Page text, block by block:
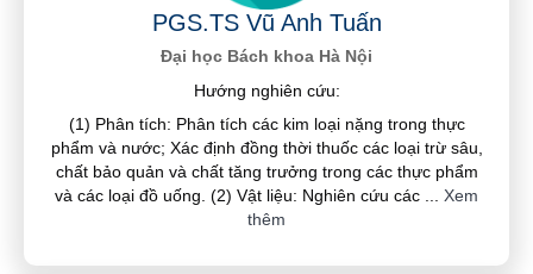
PGS.TS Vũ Anh Tuấn
Đại học Bách khoa Hà Nội
Hướng nghiên cứu:
(1) Phân tích: Phân tích các kim loại nặng trong thực
phẩm và nước; Xác định đồng thời thuốc các loại trừ sâu,
chất bảo quản và chất tăng trưởng trong các thực phẩm
và các loại đồ uống. (2) Vật liệu: Nghiên cứu các
Xem
thêm